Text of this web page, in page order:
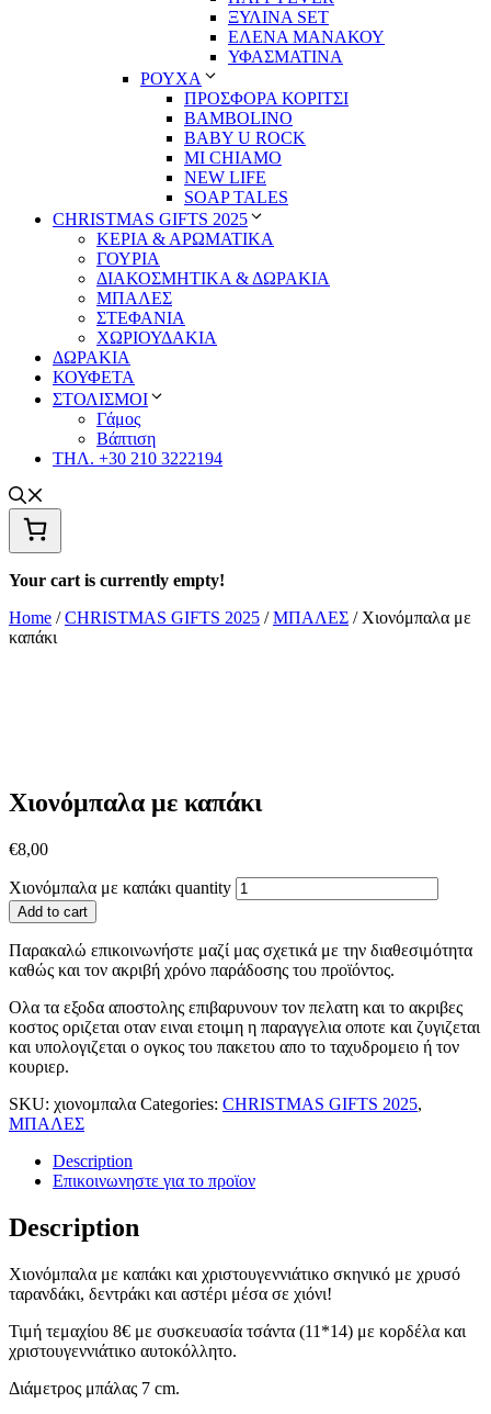
ΞΥΛΙΝΑ SET
ΕΛΕΝΑ ΜΑΝΑΚΟΥ
ΥΦΑΣΜΑΤΙΝΑ
ΡΟΥΧΑ
ΠΡΟΣΦΟΡΑ ΚΟΡΙΤΣΙ
BAMBOLINO
BABY U ROCK
MI CHIAMO
NEW LIFE
SOAP TALES
CHRISTMAS GIFTS 2025
ΚΕΡΙΑ & ΑΡΩΜΑΤΙΚΑ
ΓΟΥΡΙΑ
ΔΙΑΚΟΣΜΗΤΙΚΑ & ΔΩΡΑΚΙΑ
ΜΠΑΛΕΣ
ΣΤΕΦΑΝΙΑ
ΧΩΡΙΟΥΔΑΚΙΑ
ΔΩΡΑΚΙΑ
ΚΟΥΦΕΤΑ
ΣΤΟΛΙΣΜΟΙ
Γάμος
Βάπτιση
ΤΗΛ. +30 210 3222194
Your cart is currently empty!
Home /CHRISTMAS GIFTS 2025 /ΜΠΑΛΕΣ / Χιονόμπαλα με
καπάκι
Χιονόμπαλα με καπάκι
€8,00
Χιονόμπαλα με καπάκι quantity
Add to cart
Παρακαλώ επικοινωνήστε μαζί μας σχετικά με την διαθεσιμότητα
καθώς και τον ακριβή χρόνο παράδοσης του προϊόντος.
Ολα τα εξοδα αποστολης επιβαρυνουν τον πελατη και το ακριβες
κοστος οριζεται οταν ειναι ετοιμη η παραγγελια οποτε και ζυγιζεται
και υπολογιζεται ο ογκος του πακετου απο το ταχυδρομειο ή τον
κουριερ.
SKU: χιονομπαλα Categories: CHRISTMAS GIFTS 2025,
ΜΠΑΛΕΣ
Description
Επικοινωνηστε για το προϊoν
Description
Χιονόμπαλα με καπάκι και χριστουγεννιάτικο σκηνικό με χρυσό
ταρανδάκι, δεντράκι και αστέρι μέσα σε χιόνι!
Τιμή τεμαχίου 8€ με συσκευασία τσάντα (11*14) με κορδέλα και
χριστουγεννιάτικο αυτοκόλλητο.
Διάμετρος μπάλας 7 cm.